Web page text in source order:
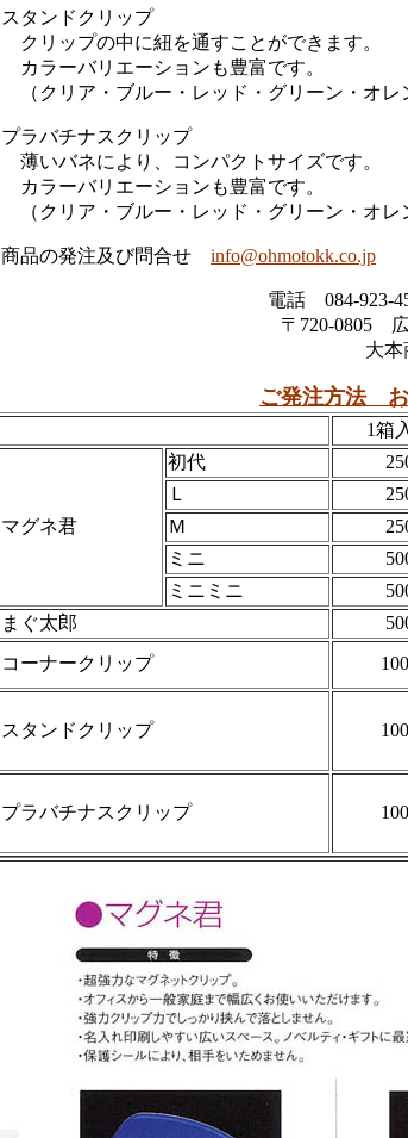
スタンドクリップ
クリップの中に紐を通すことができます。
カラーバリエーションも豊富です。
（クリア・ブルー・レッド・グリーン・オレ
プラバチナスクリップ
薄いバネにより、コンパクトサイズです。
カラーバリエーションも豊富です。
（クリア・ブルー・レッド・グリーン・オレ
商品の発注及び問合せ info@ohmotokk.co.jp
電話 084-923-
〒720-0805
大本
ご発注方法
1箱
マグネ君
初代
Ｌ
Ｍ
ミニ
ミニミニ
まぐ太郎
コーナークリップ
スタンドクリップ
プラバチナスクリップ